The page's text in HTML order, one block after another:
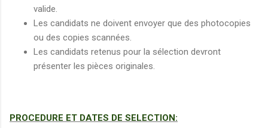
valide.
Les candidats ne doivent envoyer que des photocopies
ou des copies scannées.
Les candidats retenus pour la sélection devront
présenter les pièces originales.
PROCEDURE ET DATES DE SELECTION: